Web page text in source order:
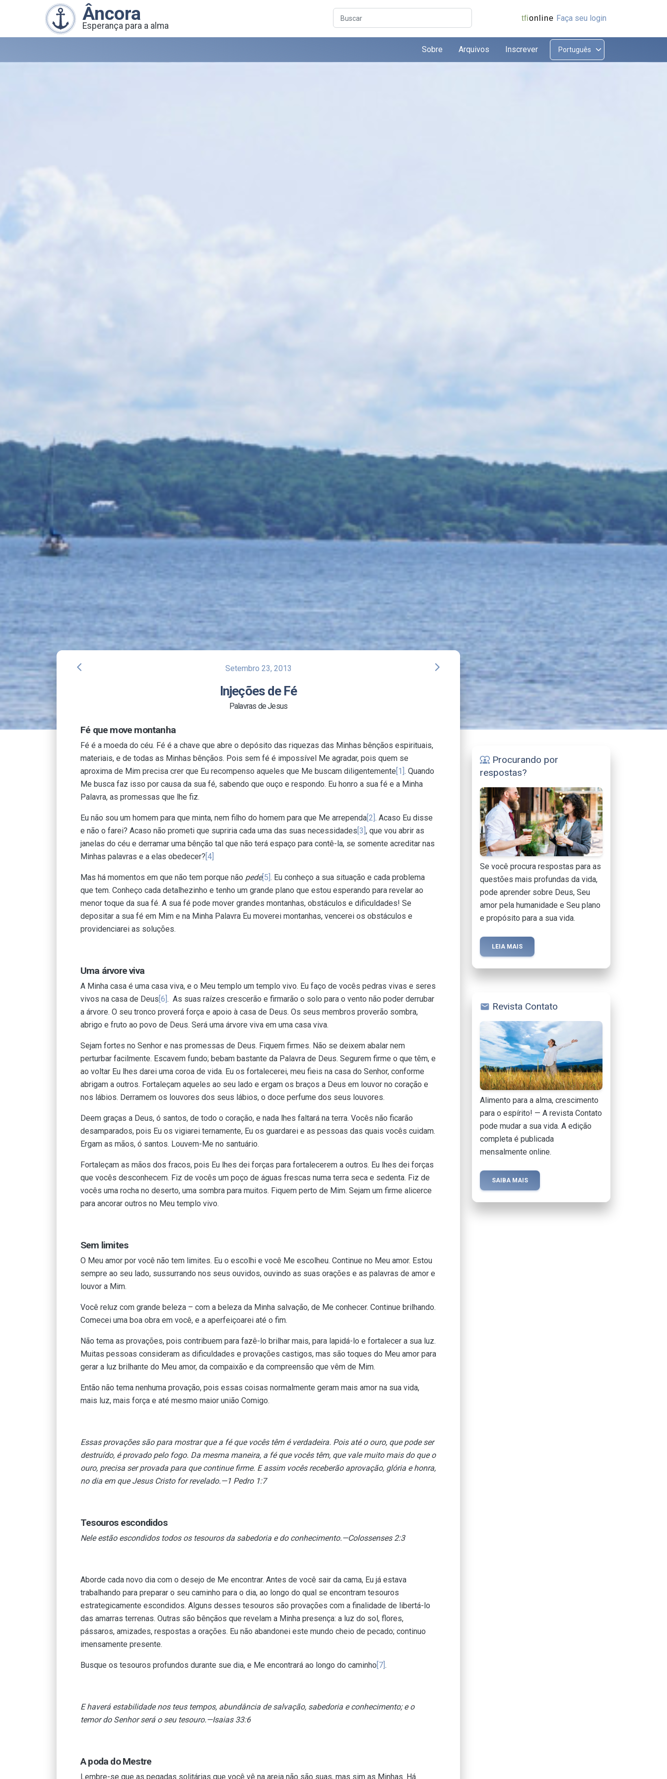
Âncora
Esperança para a alma
Buscar tfionline Faça seu login
Sobre Arquivos Inscrever
arrow_back_ios Setembro 23, 2013 arrow_forward_ios
Injeções de Fé
Palavras de Jesus
Fé que move montanha
Fé é a moeda do céu. Fé é a chave que abre o depósito das riquezas das Minhas bênçãos espirituais,
materiais, e de todas as Minhas bênçãos. Pois sem fé é impossível Me agradar, pois quem se
aproxima de Mim precisa crer que Eu recompenso aqueles que Me buscam diligentemente[1] . Quando
Me busca faz isso por causa da sua fé, sabendo que ouço e respondo. Eu honro a sua fé e a Minha
Palavra, as promessas que lhe fiz.
Eu não sou um homem para que minta, nem filho do homem para que Me arrependa[2] . Acaso Eu disse
e não o farei? Acaso não prometi que supriria cada uma das suas necessidades[3] , que vou abrir as
janelas do céu e derramar uma bênção tal que não terá espaço para contê-la, se somente acreditar nas
Minhas palavras e a elas obedecer?[4]
Mas há momentos em que não tem porque não pede[5] . Eu conheço a sua situação e cada problema
que tem. Conheço cada detalhezinho e tenho um grande plano que estou esperando para revelar ao
menor toque da sua fé. A sua fé pode mover grandes montanhas, obstáculos e dificuldades! Se
depositar a sua fé em Mim e na Minha Palavra Eu moverei montanhas, vencerei os obstáculos e
providenciarei as soluções.
Uma árvore viva
A Minha casa é uma casa viva, e o Meu templo um templo vivo. Eu faço de vocês pedras vivas e seres
vivos na casa de Deus[6] . As suas raízes crescerão e firmarão o solo para o vento não poder derrubar
a árvore. O seu tronco proverá força e apoio à casa de Deus. Os seus membros proverão sombra,
abrigo e fruto ao povo de Deus. Será uma árvore viva em uma casa viva.
Sejam fortes no Senhor e nas promessas de Deus. Fiquem firmes. Não se deixem abalar nem
perturbar facilmente. Escavem fundo; bebam bastante da Palavra de Deus. Segurem firme o que têm, e
ao voltar Eu lhes darei uma coroa de vida. Eu os fortalecerei, meu fieis na casa do Senhor, conforme
abrigam a outros. Fortaleçam aqueles ao seu lado e ergam os braços a Deus em louvor no coração e
nos lábios. Derramem os louvores dos seus lábios, o doce perfume dos seus louvores.
Deem graças a Deus, ó santos, de todo o coração, e nada lhes faltará na terra. Vocês não ficarão
desamparados, pois Eu os vigiarei ternamente, Eu os guardarei e as pessoas das quais vocês cuidam.
Ergam as mãos, ó santos. Louvem-Me no santuário.
Fortaleçam as mãos dos fracos, pois Eu lhes dei forças para fortalecerem a outros. Eu lhes dei forças
que vocês desconhecem. Fiz de vocês um poço de águas frescas numa terra seca e sedenta. Fiz de
vocês uma rocha no deserto, uma sombra para muitos. Fiquem perto de Mim. Sejam um firme alicerce
para ancorar outros no Meu templo vivo.
Sem limites
O Meu amor por você não tem limites. Eu o escolhi e você Me escolheu. Continue no Meu amor. Estou
sempre ao seu lado, sussurrando nos seus ouvidos, ouvindo as suas orações e as palavras de amor e
louvor a Mim.
Você reluz com grande beleza – com a beleza da Minha salvação, de Me conhecer. Continue brilhando.
Comecei uma boa obra em você, e a aperfeiçoarei até o fim.
Não tema as provações, pois contribuem para fazê-lo brilhar mais, para lapidá-lo e fortalecer a sua luz.
Muitas pessoas consideram as dificuldades e provações castigos, mas são toques do Meu amor para
gerar a luz brilhante do Meu amor, da compaixão e da compreensão que vêm de Mim.
Então não tema nenhuma provação, pois essas coisas normalmente geram mais amor na sua vida,
mais luz, mais força e até mesmo maior união Comigo.
Essas provações são para mostrar que a fé que vocês têm é verdadeira. Pois até o ouro, que pode ser
destruído, é provado pelo fogo. Da mesma maneira, a fé que vocês têm, que vale muito mais do que o
ouro, precisa ser provada para que continue firme. E assim vocês receberão aprovação, glória e honra,
no dia em que Jesus Cristo for revelado.—1 Pedro 1:7
Tesouros escondidos
Nele estão escondidos todos os tesouros da sabedoria e do conhecimento.—Colossenses 2:3
Aborde cada novo dia com o desejo de Me encontrar. Antes de você sair da cama, Eu já estava
trabalhando para preparar o seu caminho para o dia, ao longo do qual se encontram tesouros
estrategicamente escondidos. Alguns desses tesouros são provações com a finalidade de libertá-lo
das amarras terrenas. Outras são bênçãos que revelam a Minha presença: a luz do sol, flores,
pássaros, amizades, respostas a orações. Eu não abandonei este mundo cheio de pecado; continuo
imensamente presente.
Busque os tesouros profundos durante sue dia, e Me encontrará ao longo do caminho[7] .
E haverá estabilidade nos teus tempos, abundância de salvação, sabedoria e conhecimento; e o
temor do Senhor será o seu tesouro.—Isaias 33:6
A poda do Mestre
Lembre-se que as pegadas solitárias que você vê na areia não são suas, mas sim as Minhas. Há
diversity_1 Procurando por
respostas?
Se você procura respostas para as
questões mais profundas da vida,
pode aprender sobre Deus, Seu
amor pela humanidade e Seu plano
e propósito para a sua vida.
LEIA MAIS
mail Revista Contato
Alimento para a alma, crescimento
para o espírito! — A revista Contato
pode mudar a sua vida. A edição
completa é publicada
mensalmente online.
SAIBA MAIS